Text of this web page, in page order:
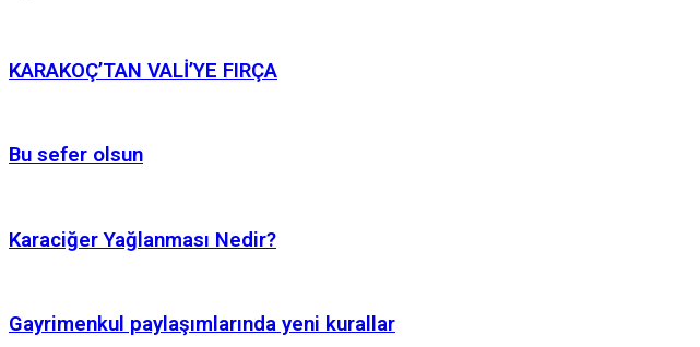
KARAKOÇ’TAN VALİ’YE FIRÇA
Bu sefer olsun
Karaciğer Yağlanması Nedir?
Gayrimenkul paylaşımlarında yeni kurallar